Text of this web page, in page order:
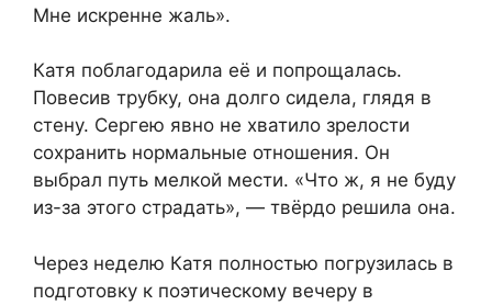
Мне искренне жаль».
Катя поблагодарила её и попрощалась.
Повесив трубку, она долго сидела, глядя в
стену. Сергею явно не хватило зрелости
сохранить нормальные отношения. Он
выбрал путь мелкой мести. «Что ж, я не буду
из-за этого страдать», — твёрдо решила она.
Через неделю Катя полностью погрузилась в
подготовку к поэтическому вечеру в